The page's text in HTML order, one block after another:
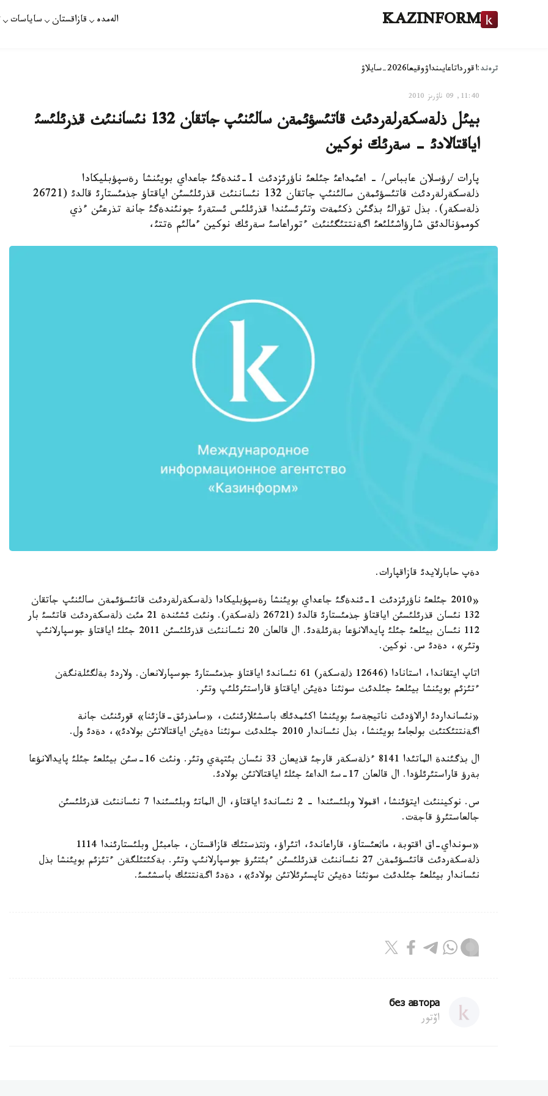
KAZINFORM الەمدە قازاقستان ساياسات
ترەند:اقورداتاعايىنداۋوقيعا2026-سايلاۋ
11:40, 09 ناۋرىز 2010
بيئل ذلةسكةرلةردئث قاتئسؤئمةن سالئنئپ جاتقان 132 نئساننئث قذرئلئسئ
اياقتالادئ - سةرئك نوكين
پارات /رؤسلان عابباس/ - اعئمداعئ جئلعئ ناؤرئزدئث 1-ئندةگئ جاعداي بويئنشا رةسپؤبليكادا
ذلةسكةرلةردئث قاتئسؤئمةن سالئنئپ جاتقان 132 نئساننئث قذرئلئسئن اياقتاؤ جذمئستارئ قالدئ (26721
ذلةسكةر). بذل تؤرالئ بذگئن ذكئمةت وتئرئسئندا قذرئلئس ئستةرئ جونئندةگئ جانة تذرعئن ءذي
كوممؤنالدئق شارؤاشئلئعئ اگةنتتئگئنئث ءتوراعاسئ سةرئك نوكين ءمالئم ةتتئ،
دةپ حابارلايدئ قازاقپارات.
«2010 جئلعئ ناؤرئزدئث 1-ئندةگئ جاعداي بويئنشا رةسپؤبليكادا ذلةسكةرلةردئث قاتئسؤئمةن سالئنئپ جاتقان
132 نئسان قذرئلئسئن اياقتاؤ جذمئستارئ قالدئ (26721 ذلةسكةر). ونئث ئشئندة 21 مئث ذلةسكةردئث قاتئسئ بار
112 نئسان بيئلعئ جئلئ پايدالانؤعا بةرئلةدئ. ال قالعان 20 نئساننئث قذرئلئسئن 2011 جئلئ اياقتاؤ جوسپارلانئپ
وتئر»، دةدئ س. نوكين.
اتاپ ايتقاندا، استانادا (12646 ذلةسكةر) 61 نئساندئ اياقتاؤ جذمئستارئ جوسپارلانعان. ولاردئ بةلگئلةنگةن
ءتئزئم بويئنشا بيئلعئ جئلدئث سوثئنا دةيئن اياقتاؤ قاراستئرئلئپ وتئر.
«نئسانداردئ ارالاؤدئث ناتيجةسئ بويئنشا اكئمدئك باسشئلارئنئث، «سامذرئق-قازئنا» قورئنئث جانة
اگةنتتئكتئث بولجامئ بويئنشا، بذل نئساندار 2010 جئلدئث سوثئنا دةيئن اياقتالاتئن بولادئ»، دةدئ ول.
ال بذگئندة الماتئدا 8141 ءذلةسكةر قارجئ قذيعان 33 نئسان بئتپةي وتئر. ونئث 16-سئن بيئلعئ جئلئ پايدالانؤعا
بةرؤ قاراستئرئلؤدا. ال قالعان 17-سئ الداعئ جئلئ اياقتالاتئن بولادئ.
س. نوكيننئث ايتؤئنشا، اقمولا وبلئسئندا - 2 نئساندئ اياقتاؤ، ال الماتئ وبلئسئندا 7 نئساننئث قذرئلئسئن
جالعاستئرؤ قاجةت.
«سونداي-اق اقتوبة، ماثعئستاؤ، قاراعاندئ، اتئراؤ، وثتذستئك قازاقستان، جامبئل وبلئستارئندا 1114
ذلةسكةردئث قاتئسؤئمةن 27 نئساننئث قذرئلئسئن ءبئتئرؤ جوسپارلانئپ وتئر. بةكئتئلگةن ءتئزئم بويئنشا بذل
نئساندار بيئلعئ جئلدئث سوثئنا دةيئن تاپسئرئلاتئن بولادئ»، دةدئ اگةنتتئك باسشئسئ.
без автора
اۆتور